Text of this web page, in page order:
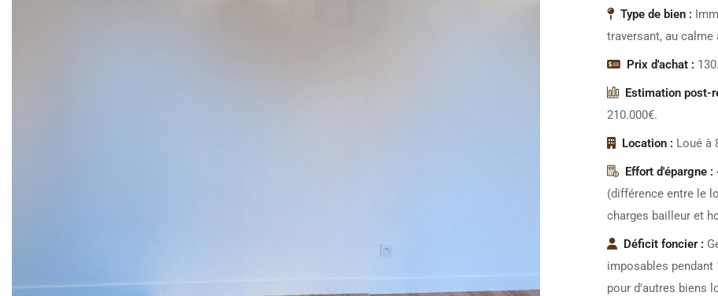
Type de bien :
traversant, au calme
Prix d'achat :
Estimation post-
210.000€.
Location : Loué à
Effort d'épargne :
(différence entre le
charges bailleur et
Déficit foncier :
imposables pendant
pour d'autres biens